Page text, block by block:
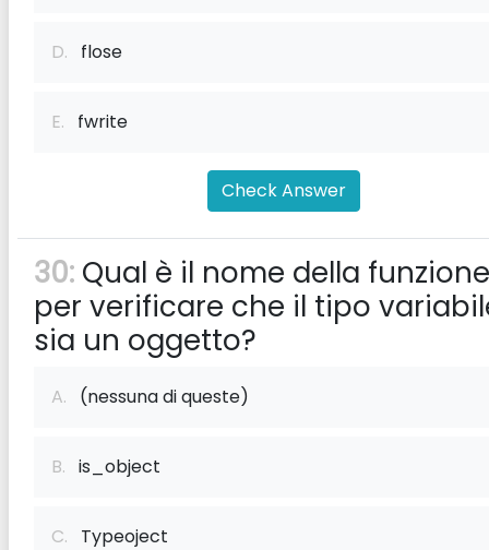
D. flose
E. fwrite
Check Answer
30: Qual è il nome della funzione
per verificare che il tipo
sia un oggetto?
A. (nessuna di queste)
B. is_object
C. Typeoject